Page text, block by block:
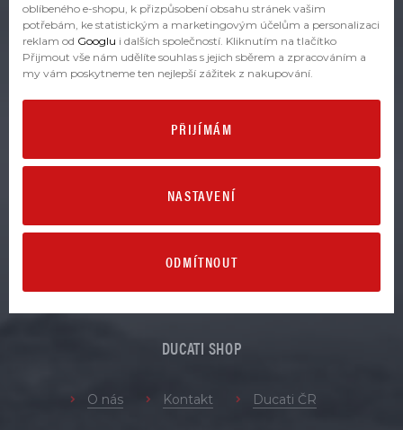
Obchodní podmínky
Zásady zpracování osobních údajů Reklamace
Péče o zboží - prací symboly
VŠE O NÁKUPU
Registrace
Věrnostní program pro registrované zákazníky
DUCATI SHOP
O nás Kontakt Ducati ČR
oblíbeného e-shopu, k přizpůsobení obsahu stránek vašim
potřebám, ke statistickým a marketingovým účelům a personalizaci
reklam od Googlu i dalších společností. Kliknutím na tlačítko
Přijmout vše nám udělíte souhlas s jejich sběrem a zpracováním a
my vám poskytneme ten nejlepší zážitek z nakupování.
PŘIJÍMÁM
NASTAVENÍ
ODMÍTNOUT